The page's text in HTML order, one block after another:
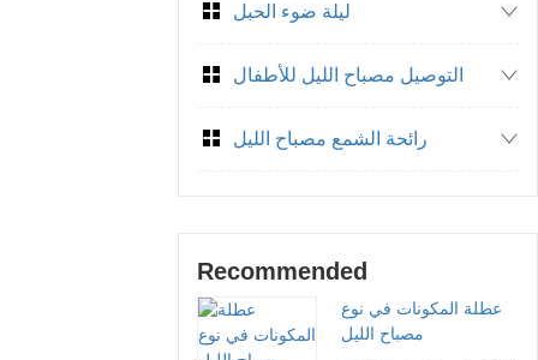
ليلة ضوء الحبل
التوصيل مصباح الليل للأطفال
رائحة الشمع مصباح الليل
Recommended
عطلة المكونات في نوع
مصباح الليل